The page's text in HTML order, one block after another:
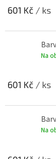
601 Kč / ks
Na
601 Kč / ks
Na